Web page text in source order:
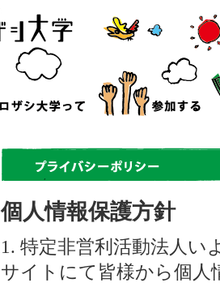
個人情報保護方針
1. 特定非営利活動法人い
サイトにて皆様から個人